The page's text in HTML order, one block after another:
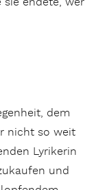
dem
nicht so weit
Lyrikerin
und